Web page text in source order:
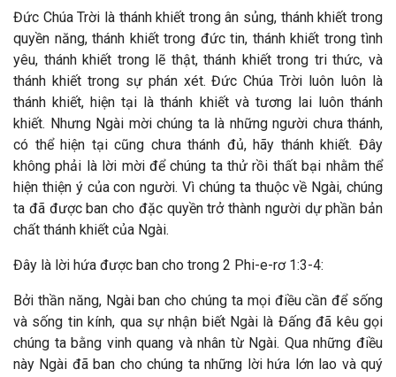
Đức Chúa Trời là thánh khiết trong ân sủng, thánh khiết trong
quyền năng, thánh khiết trong đức tin, thánh khiết trong tình
yêu, thánh khiết trong lẽ thật, thánh khiết trong tri thức, và
thánh khiết trong sự phán xét. Đức Chúa Trời luôn luôn là
thánh khiết, hiện tại là thánh khiết và tương lai luôn thánh
khiết. Nhưng Ngài mời chúng ta là những người chưa thánh,
có thể hiện tại cũng chưa thánh đủ, hãy thánh khiết. Đây
không phải là lời mời để chúng ta thử rồi thất bại nhằm thể
hiện thiện ý của con người. Vì chúng ta thuộc về Ngài, chúng
ta đã được ban cho đặc quyền trở thành người dự phần bản
chất thánh khiết của Ngài.
Đây là lời hứa được ban cho trong 2 Phi-e-rơ 1:3-4:
Bởi thần năng, Ngài ban cho chúng ta mọi điều cần để sống
và sống tin kính, qua sự nhận biết Ngài là Đấng đã kêu gọi
chúng ta bằng vinh quang và nhân từ Ngài. Qua những điều
này Ngài đã ban cho chúng ta những lời hứa lớn lao và quý